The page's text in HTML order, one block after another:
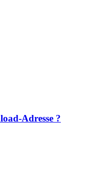
Adresse ?